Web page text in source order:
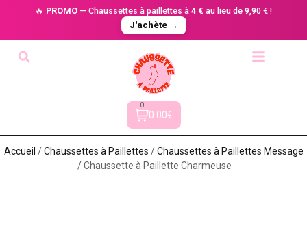
🔥 PROMO — Chaussettes à paillettes à 4 € au lieu de 9,90 € !
J'achète →
0
0.00€
Accueil /Chaussettes à Paillette​s /Chaussettes à Paillettes Message​
/ Chaussette à Paillette Charmeuse